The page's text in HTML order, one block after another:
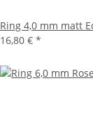
Ring 4,0 mm matt
16,80 € *